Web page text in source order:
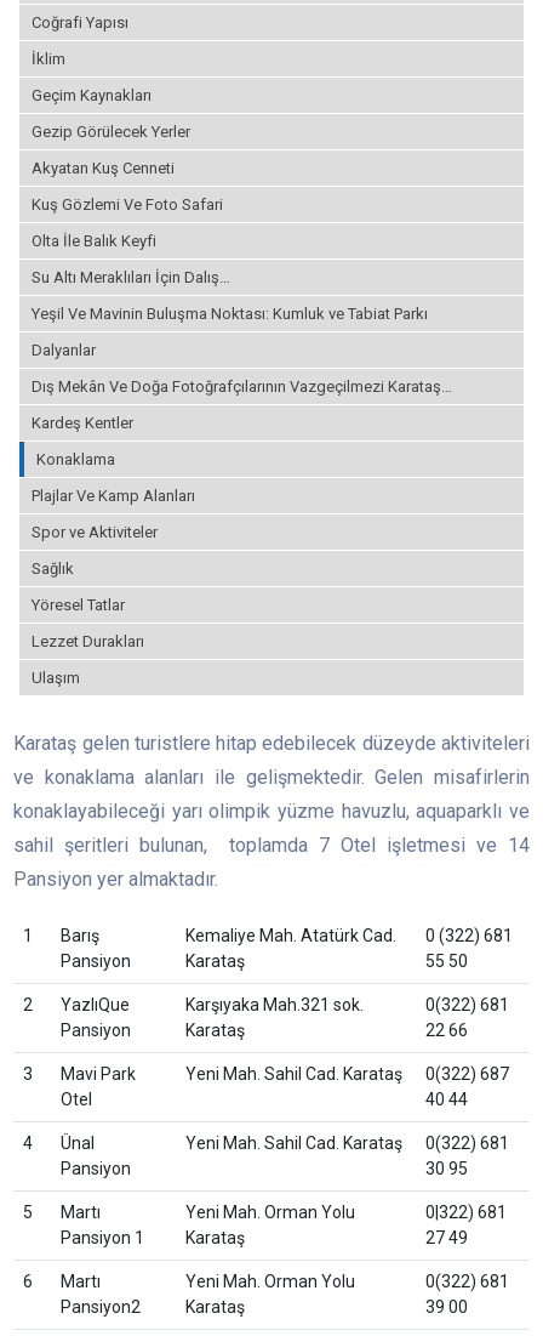
Coğrafi Yapısı
İklim
Geçim Kaynakları
Gezip Görülecek Yerler
Akyatan Kuş Cenneti
Kuş Gözlemi Ve Foto Safari
Olta İle Balık Keyfi
Su Altı Meraklıları İçin Dalış…
Yeşil Ve Mavinin Buluşma Noktası: Kumluk ve Tabiat Parkı
Dalyanlar
Dış Mekân Ve Doğa Fotoğrafçılarının Vazgeçilmezi Karataş…
Kardeş Kentler
Konaklama
Plajlar Ve Kamp Alanları
Spor ve Aktiviteler
Sağlık
Yöresel Tatlar
Lezzet Durakları
Ulaşım
Karataş gelen turistlere hitap edebilecek düzeyde aktiviteleri
ve konaklama alanları ile gelişmektedir. Gelen misafirlerin
konaklayabileceği yarı olimpik yüzme havuzlu, aquaparklı ve
sahil şeritleri bulunan, toplamda 7 Otel işletmesi ve 14
Pansiyon yer almaktadır.
1
Barış
Pansiyon
Kemaliye Mah. Atatürk Cad.
Karataş
0 (322) 681
55 50
2
YazlıQue
Pansiyon
Karşıyaka Mah.321 sok.
Karataş
0(322) 681
22 66
3
Mavi Park
Otel
Yeni Mah. Sahil Cad. Karataş
0(322) 687
40 44
4
Ünal
Pansiyon
Yeni Mah. Sahil Cad. Karataş
0(322) 681
30 95
5
Martı
Pansiyon 1
Yeni Mah. Orman Yolu
Karataş
0|322) 681
27 49
6
Martı
Pansiyon2
Yeni Mah. Orman Yolu
Karataş
0(322) 681
39 00